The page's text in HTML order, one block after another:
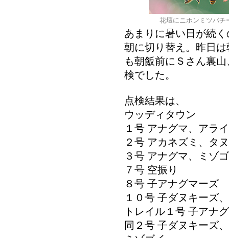
花壇にニホンミツバチ
あまりに暑い日が続
朝に切り替え。昨日
も朝飯前にＳさん裏
検でした。
点検結果は、
ウッディタウン
１号 アナグマ、アラ
２号 アカネズミ、タ
３号 アナグマ、ミゾ
７号 空振り
８号 子アナグマーズ
１０号 子ダヌキーズ
トレイル１号 子アナ
同２号 子ダヌキーズ